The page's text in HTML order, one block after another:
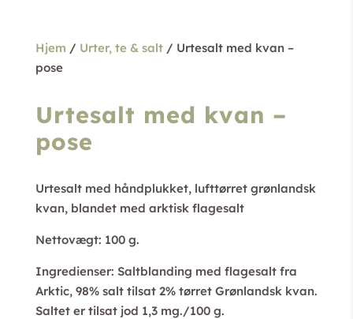
Hjem / Urter, te & salt/ Urtesalt med kvan –
pose
Urtesalt med kvan –
pose
Urtesalt med håndplukket, lufttørret grønlandsk
kvan, blandet med arktisk flagesalt
Nettovægt: 100 g.
Ingredienser: Saltblanding med flagesalt fra
Arktic, 98% salt tilsat 2% tørret Grønlandsk kvan.
Saltet er tilsat jod 1,3 mg./100 g.